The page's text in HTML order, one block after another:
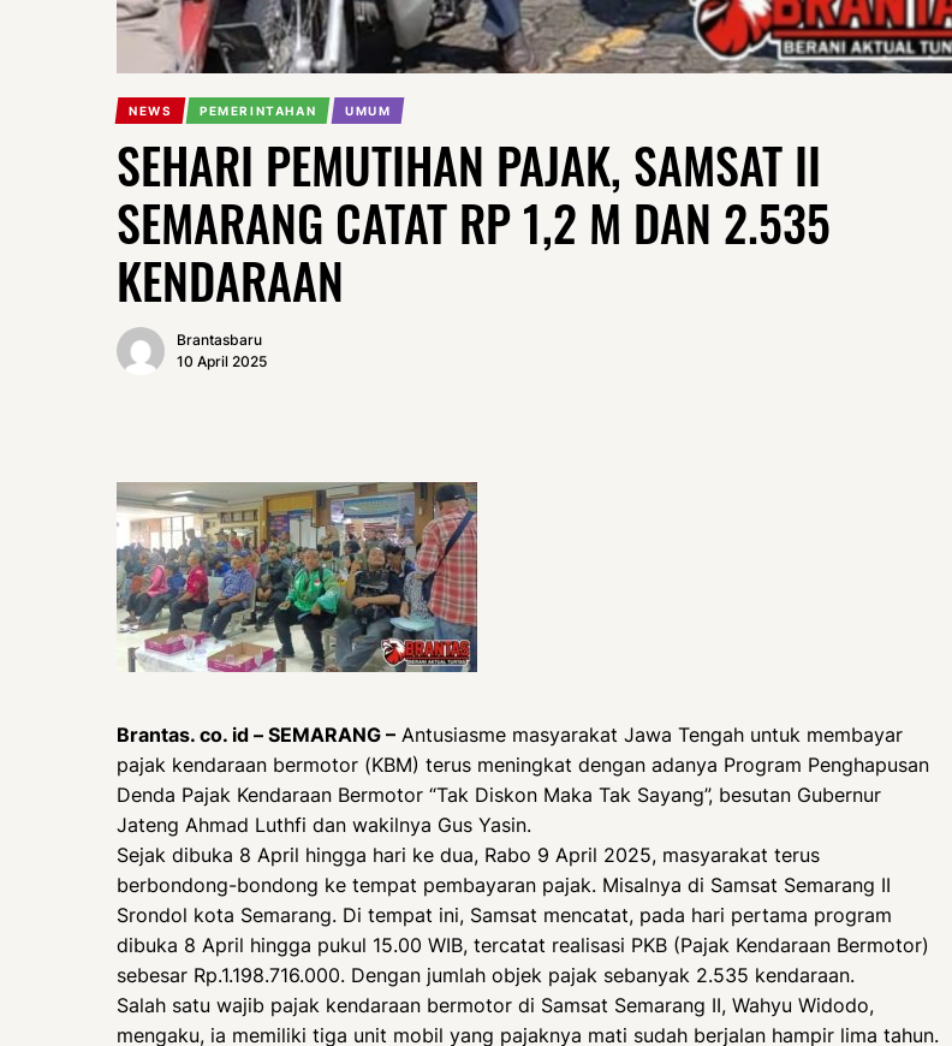
NEWS PEMERINTAHAN UMUM
SEHARI PEMUTIHAN PAJAK, SAMSAT II
SEMARANG CATAT RP 1,2 M DAN 2.535
KENDARAAN
Brantasbaru
10 April 2025
Brantas. co. id – SEMARANG – Antusiasme masyarakat Jawa Tengah untuk membayar
pajak kendaraan bermotor (KBM) terus meningkat dengan adanya Program Penghapusan
Denda Pajak Kendaraan Bermotor “Tak Diskon Maka Tak Sayang”, besutan Gubernur
Jateng Ahmad Luthfi dan wakilnya Gus Yasin.
Sejak dibuka 8 April hingga hari ke dua, Rabo 9 April 2025, masyarakat terus
berbondong-bondong ke tempat pembayaran pajak. Misalnya di Samsat Semarang II
Srondol kota Semarang. Di tempat ini, Samsat mencatat, pada hari pertama program
dibuka 8 April hingga pukul 15.00 WIB, tercatat realisasi PKB (Pajak Kendaraan Bermotor)
sebesar Rp.1.198.716.000. Dengan jumlah objek pajak sebanyak 2.535 kendaraan.
Salah satu wajib pajak kendaraan bermotor di Samsat Semarang II, Wahyu Widodo,
mengaku, ia memiliki tiga unit mobil yang pajaknya mati sudah berjalan hampir lima tahun.